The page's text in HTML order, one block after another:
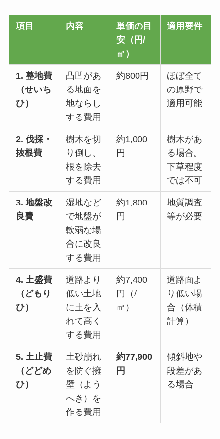
項目 内容
単価の目
安（円/
㎡）
適用要件
1. 整地費
（せいち
ひ）
凸凹があ
る地面を
地ならし
する費用
約800円
ほぼ全て
の原野で
適用可能
2. 伐採・
抜根費
樹木を切
り倒し、
根を除去
する費用
約1,000
円
樹木があ
る場合。
下草程度
では不可
3. 地盤改
良費
湿地など
で地盤が
軟弱な場
合に改良
する費用
約1,800
円
地質調査
等が必要
4. 土盛費
（どもり
ひ）
道路より
低い土地
に土を入
れて高く
する費用
約7,400
円（/
㎥）
道路面よ
り低い場
合（体積
計算）
5. 土止費
（どどめ
ひ）
土砂崩れ
を防ぐ擁
壁（よう
へき）を
作る費用
約77,900
円
傾斜地や
段差があ
る場合